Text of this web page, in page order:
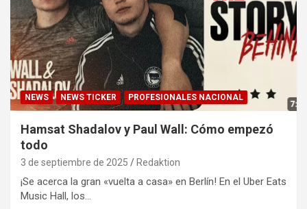
NEWS NEWS TICKER PROFESIONALES NACIONAL
Hamsat Shadalov y Paul Wall: Cómo empezó
todo
3 de septiembre de 2025 Redaktion
¡Se acerca la gran «vuelta a casa» en Berlín! En el Uber Eats
Music Hall, los…